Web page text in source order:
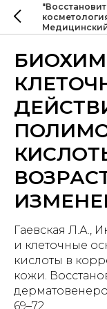
Гаевская Л.А.,
и клеточные
кислоты в
кожи.
69–72.